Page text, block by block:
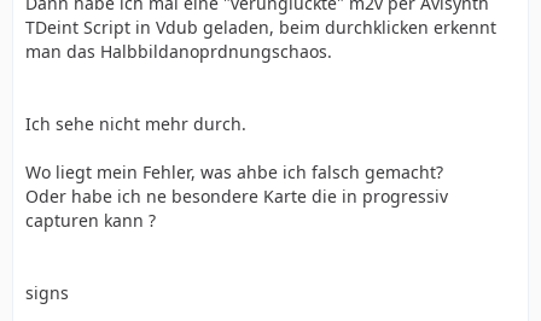
TDeint Script in Vdub geladen, beim durchklicken erkennt
man das Halbbildanoprdnungschaos.
Ich sehe nicht mehr durch.
Wo liegt mein Fehler, was ahbe ich falsch gemacht?
Oder habe ich ne besondere Karte die in progressiv
capturen kann ?
signs